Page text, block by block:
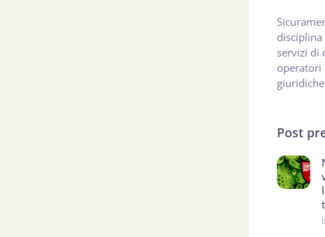
servizi di
operatori
Post